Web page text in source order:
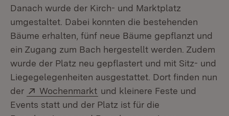
Danach wurde der Kirch- und Marktplatz
umgestaltet. Dabei konnten die bestehenden
Bäume erhalten, fünf neue Bäume gepflanzt und
ein Zugang zum Bach hergestellt werden. Zudem
wurde der Platz neu gepflastert und mit Sitz- und
Liegegelegenheiten ausgestattet. Dort finden nun
der
Extern:
Wochenmarkt (Öffnet in neuem Fenster)
und kleinere Feste und
Events statt und der Platz ist für die